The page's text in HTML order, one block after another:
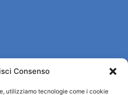
Consenso
utilizziamo tecnologie come i cookie